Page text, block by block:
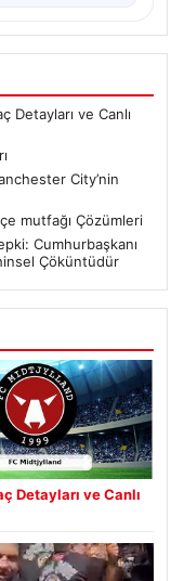
Detayları ve Canlı
City’nin
mutfağı Çözümleri
Cumhurbaşkanı
Çöküntüdür
Detayları ve Canlı